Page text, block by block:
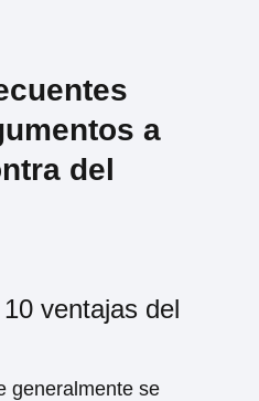
a
del
ventajas del
generalmente se